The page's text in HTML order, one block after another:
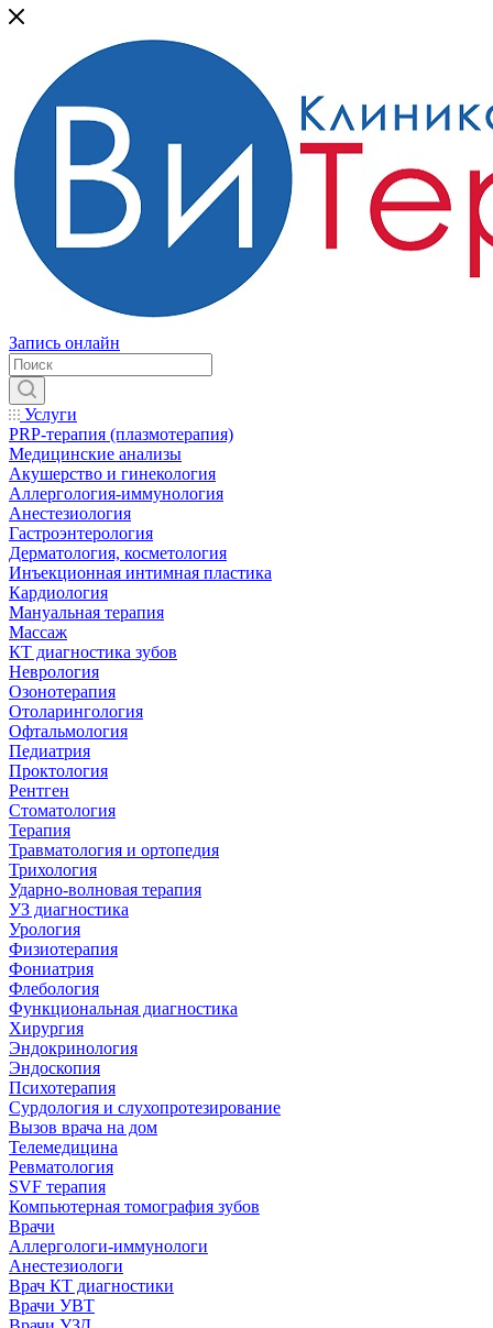
Запись онлайн
Услуги
PRP-терапия (плазмотерапия)
Медицинские анализы
Акушерство и гинекология
Аллергология-иммунология
Анестезиология
Гастроэнтерология
Дерматология, косметология
Инъекционная интимная пластика
Кардиология
Мануальная терапия
Массаж
КТ диагностика зубов
Неврология
Озонотерапия
Отоларингология
Офтальмология
Педиатрия
Проктология
Рентген
Стоматология
Терапия
Травматология и ортопедия
Трихология
Ударно-волновая терапия
УЗ диагностика
Урология
Физиотерапия
Фониатрия
Флебология
Функциональная диагностика
Хирургия
Эндокринология
Эндоскопия
Психотерапия
Сурдология и слухопротезирование
Вызов врача на дом
Телемедицина
Ревматология
SVF терапия
Компьютерная томография зубов
Врачи
Аллергологи-иммунологи
Анестезиологи
Врач КТ диагностики
Врачи УВТ